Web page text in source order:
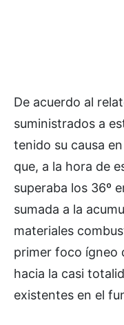
De acuerdo al
suministrados a
tenido su causa
que, a la hora de
superaba los 36º
sumada a la
materiales
primer foco ígneo
hacia la casi
existentes en el